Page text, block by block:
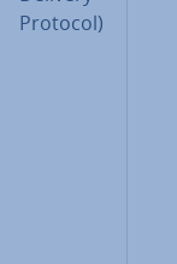
Protocol)